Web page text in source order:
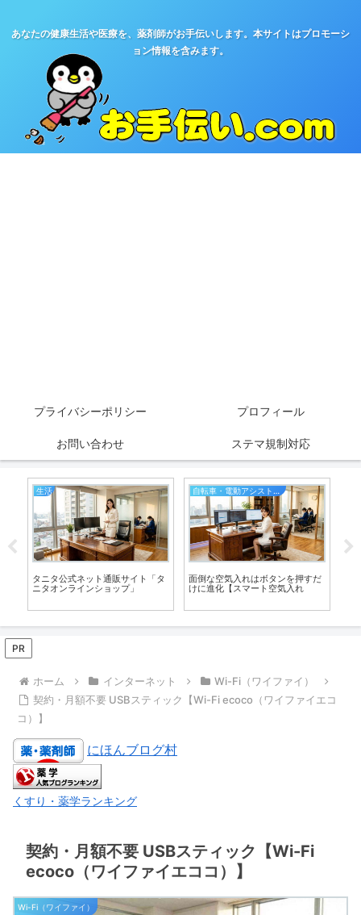
あなたの健康生活や医療を、薬剤師がお手伝いします。本サイトはプロモーシ
ョン情報を含みます。
プライバシーポリシー プロフィール
お問い合わせ ステマ規制対応
生活
タニタ公式ネット通販サイト「タ
ニタオンラインショップ」
自転車・電動アシスト自転車
面倒な空気入れはボタンを押すだ
けに進化【スマート空気入れ
PR
ホーム インターネット
Wi-Fi（ワイファイ）
契約・月額不要 USBスティック【Wi-Fi ecoco（ワイファイエコ
コ）】
にほんブログ村
くすり・薬学ランキング
契約・月額不要 USBスティック【Wi-Fi
ecoco（ワイファイエココ）】
Wi-Fi（ワイファイ）